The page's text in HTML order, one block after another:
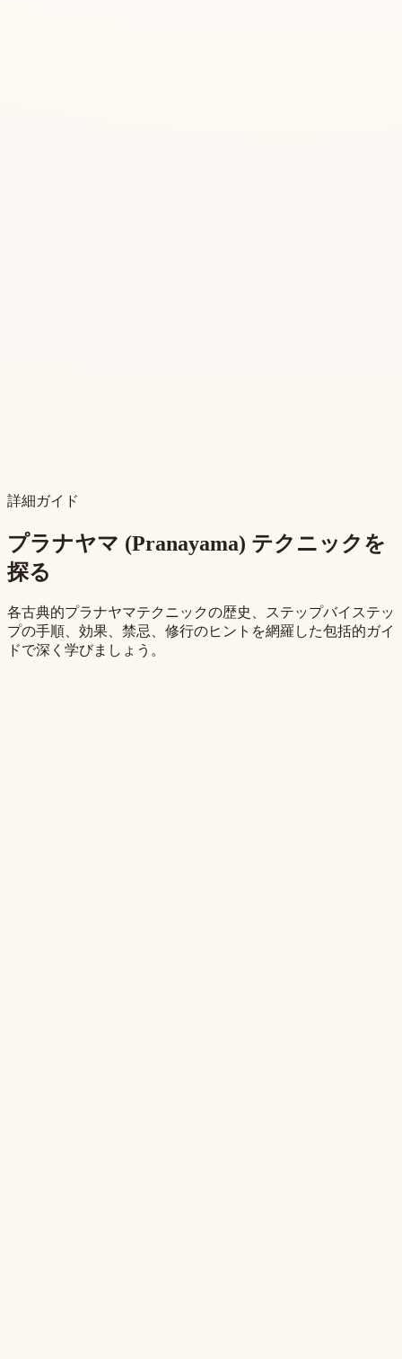
詳細ガイド
プラナヤマ (Pranayama) テクニックを
探る
各古典的プラナヤマテクニックの歴史、ステップバイステッ
プの手順、効果、禁忌、修行のヒントを網羅した包括的ガイ
ドで深く学びましょう。